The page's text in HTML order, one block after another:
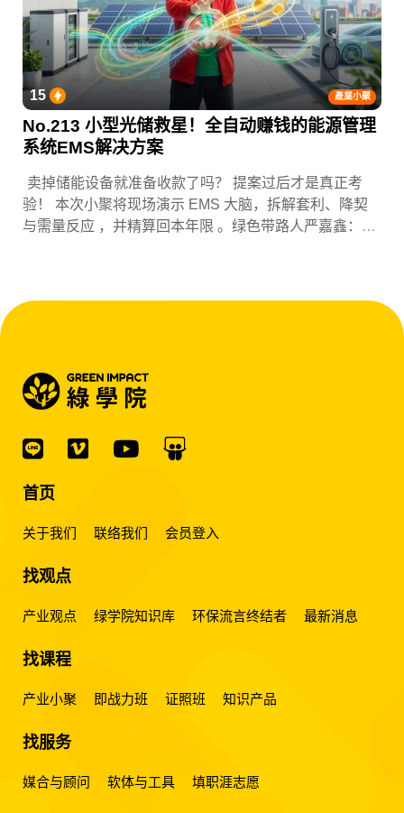
產業小聚
15
No.213 小型光储救星！全自动赚钱的能源管理
系统EMS解决方案
卖掉储能设备就准备收款了吗？ 提案过后才是真正考
验！ 本次小聚将现场演示 EMS 大脑，拆解套利、降契
与需量反应 ，并精算回本年限 。绿色带路人严嘉鑫：
首页
关于我们 联络我们 会员登入
找观点
产业观点 绿学院知识库 环保流言终结者 最新消息
找课程
产业小聚 即战力班 证照班 知识产品
找服务
媒合与顾问 软体与工具 填职涯志愿